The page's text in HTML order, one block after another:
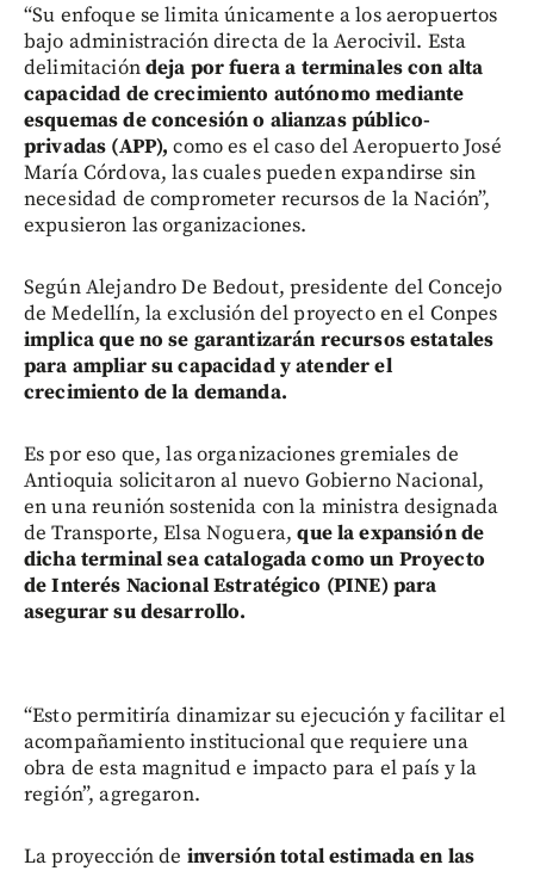
“Su enfoque se limita únicamente a los aeropuertos
bajo administración directa de la Aerocivil. Esta
delimitacióndeja por fuera a terminales con alta
capacidad de crecimiento autónomo mediante
esquemas de concesión o alianzas público-
privadas (APP), como es el caso del Aeropuerto José
María Córdova, las cuales pueden expandirse sin
necesidad de comprometer recursos de la Nación”,
expusieron las organizaciones.
Según Alejandro De Bedout, presidente del Concejo
de Medellín, la exclusión del proyecto en el Conpes
implica que no se garantizarán recursos estatales
para ampliar su capacidad y atender el
crecimiento de la demanda.
Es por eso que, las organizaciones gremiales de
Antioquia solicitaron al nuevo Gobierno Nacional,
en una reunión sostenida con la ministra designada
de Transporte, Elsa Noguera,que la expansión de
dicha terminal sea catalogada como un Proyecto
de Interés Nacional Estratégico (PINE) para
asegurar su desarrollo.
“Esto permitiría dinamizar su ejecución y facilitar el
acompañamiento institucional que requiere una
obra de esta magnitud e impacto para el país y la
región”, agregaron.
La proyección de inversión total estimada en las